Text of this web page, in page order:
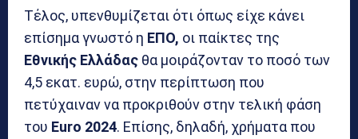
Τέλος, υπενθυμίζεται ότι όπως είχε κάνει
επίσημα γνωστό η ΕΠΟ, οι παίκτες της
Εθνικής Ελλάδας θα μοιράζονταν το ποσό των
4,5 εκατ. ευρώ, στην περίπτωση που
πετύχαιναν να προκριθούν στην τελική φάση
του Euro 2024. Επίσης, δηλαδή, χρήματα που